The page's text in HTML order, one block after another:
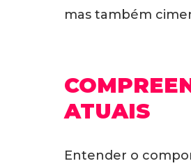
mas também
ATUAIS
Entender o